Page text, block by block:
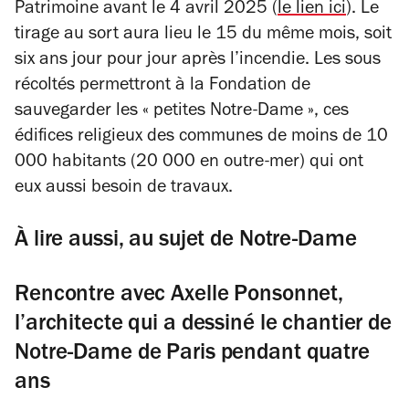
Patrimoine avant le 4 avril 2025 (le lien ici). Le
tirage au sort aura lieu le 15 du même mois, soit
six ans jour pour jour après l’incendie. Les sous
récoltés permettront à la Fondation de
sauvegarder les « petites Notre-Dame », ces
édifices religieux des communes de moins de 10
000 habitants (20 000 en outre-mer) qui ont
eux aussi besoin de travaux.
À lire aussi, au sujet de Notre-Dame
Rencontre avec Axelle Ponsonnet,
l’architecte qui a dessiné le chantier de
Notre-Dame de Paris pendant quatre
ans